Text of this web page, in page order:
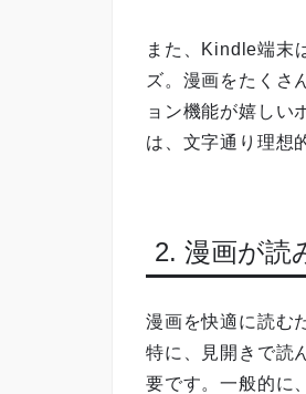
また、Kindle端末
ズ。漫画をたくさ
ョン機能が嬉しい
は、文字通り理想
2. 漫画が読
漫画を快適に読む
特に、見開きで読
要です。一般的に